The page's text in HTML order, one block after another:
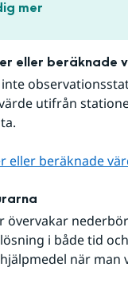
mer
eller beräknade
utifrån
eller beräknade
övervakar
i både tid
när man